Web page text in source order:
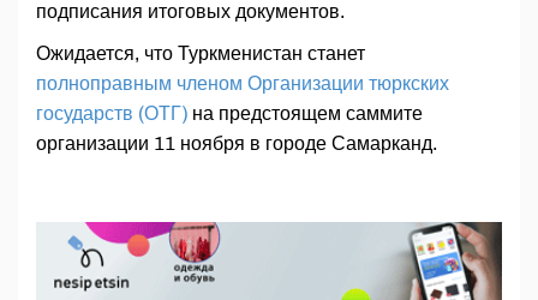
подписания итоговых документов.
Ожидается, что Туркменистан станет
полноправным членом Организации тюркских
государств (ОТГ) на предстоящем саммите
организации 11 ноября в городе Самарканд.